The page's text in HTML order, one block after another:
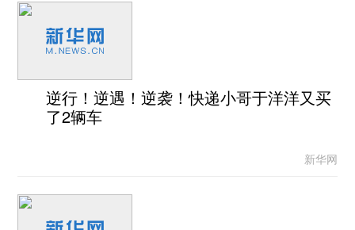
逆行！逆遇！逆袭！快递小哥于洋洋又买
了2辆车
新华网